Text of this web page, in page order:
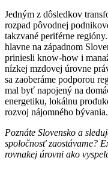
Jedným z dôsledkov
rozpad pôvodnej
takzvané periférne
hlavne na západnom
priniesli know-how i
nízkej mzdovej úrovne
sa zaoberáme podporou
mal byť napojený na
energetiku, lokálnu
rozvoj nájomného bývania.
Poznáte Slovensko a
spoločnosť zaostávame?
rovnakej úrovni ako